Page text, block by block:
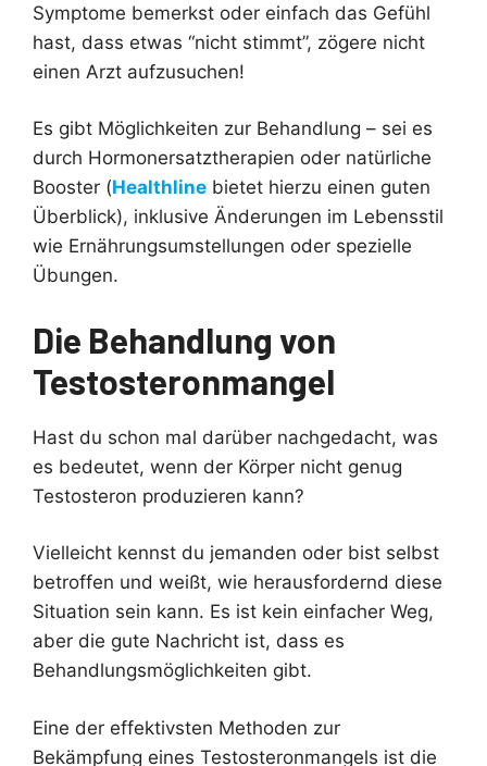
Symptome bemerkst oder einfach das Gefühl
hast, dass etwas “nicht stimmt”, zögere nicht
einen Arzt aufzusuchen!
Es gibt Möglichkeiten zur Behandlung – sei es
durch Hormonersatztherapien oder natürliche
Booster (Healthline bietet hierzu einen guten
Überblick), inklusive Änderungen im Lebensstil
wie Ernährungsumstellungen oder spezielle
Übungen.
Die Behandlung von
Testosteronmangel
Hast du schon mal darüber nachgedacht, was
es bedeutet, wenn der Körper nicht genug
Testosteron produzieren kann?
Vielleicht kennst du jemanden oder bist selbst
betroffen und weißt, wie herausfordernd diese
Situation sein kann. Es ist kein einfacher Weg,
aber die gute Nachricht ist, dass es
Behandlungsmöglichkeiten gibt.
Eine der effektivsten Methoden zur
Bekämpfung eines Testosteronmangels ist die